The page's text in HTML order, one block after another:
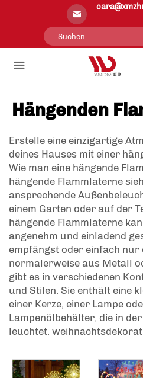
Hängenden
Erstelle eine einzigartige
deines Hauses mit einer
Wie man eine hängende
hängende Flammlaterne
ansprechende
einem Garten oder auf der
hängende Flammlaterne
angenehm und einladend
empfängst oder einfach nur
normalerweise aus Metall
gibt es in verschiedenen
und Stilen. Sie enthält eine
einer Kerze, einer Lampe
Lampenölbehälter, die in
leuchtet.